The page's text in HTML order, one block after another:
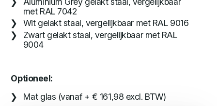
met RAL 7042
Wit gelakt staal, vergelijkbaar met RAL 9016
Zwart gelakt staal, vergelijkbaar met RAL
9004
Optioneel:
Mat glas (vanaf + € 161,98 excl. BTW)